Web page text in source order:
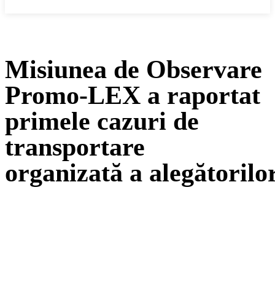
Misiunea de Observare
Promo-LEX a raportat
primele cazuri de
transportare
organizată a